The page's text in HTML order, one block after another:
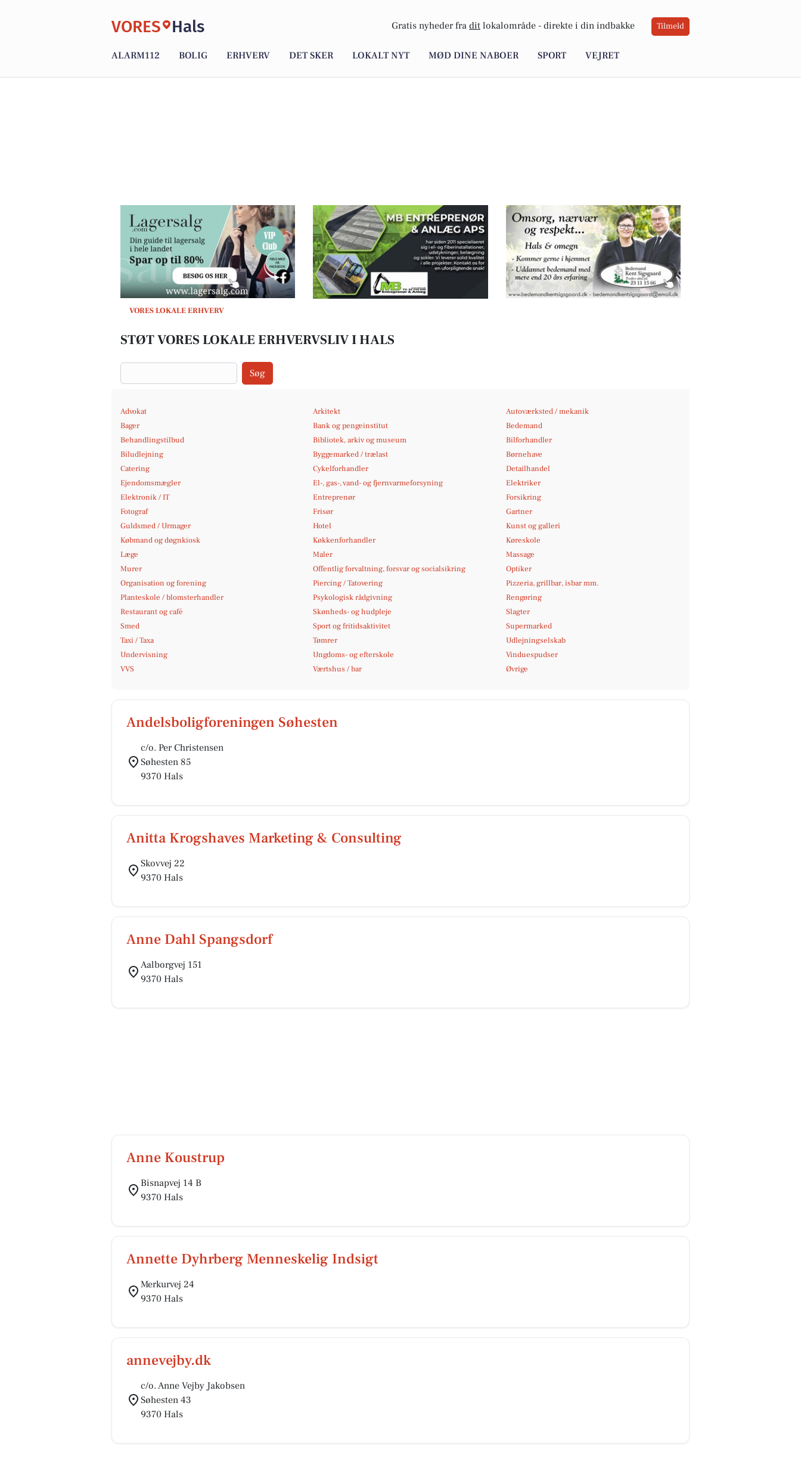
VORES Hals Gratis nyheder fra dit lokalområde - direkte i din indbakke Tilmeld
ALARM112 BOLIG ERHVERV DET SKER LOKALT NYT MØD DINE NABOER SPORT VEJRET
VORES LOKALE ERHVERV
STØT VORES LOKALE ERHVERVSLIV I HALS
Søg
Advokat Arkitekt
Autoværksted / mekanik
Bager
Bank og pengeinstitut
Bedemand
Behandlingstilbud
Bibliotek, arkiv og museum
Bilforhandler
Biludlejning
Byggemarked / trælast
Børnehave
Catering
Cykelforhandler
Detailhandel
Ejendomsmægler
El-, gas-, vand- og fjernvarmeforsyning
Elektriker
Elektronik / IT
Entreprenør
Forsikring
Fotograf
Frisør
Gartner
Guldsmed / Urmager
Hotel
Kunst og galleri
Købmand og døgnkiosk
Køkkenforhandler
Køreskole
Læge
Maler
Massage
Murer
Offentlig forvaltning, forsvar og socialsikring
Optiker
Organisation og forening
Piercing / Tatovering
Pizzeria, grillbar, isbar mm.
Planteskole / blomsterhandler
Psykologisk rådgivning
Rengøring
Restaurant og café
Skønheds- og hudpleje
Slagter
Smed
Sport og fritidsaktivitet
Supermarked
Taxi / Taxa
Tømrer
Udlejningselskab
Undervisning
Ungdoms- og efterskole
Vinduespudser
VVS
Værtshus / bar Øvrige
Andelsboligforeningen Søhesten
c/o. Per Christensen
Søhesten 85
9370 Hals
Anitta Krogshaves Marketing & Consulting
Skovvej 22
9370 Hals
Anne Dahl Spangsdorf
Aalborgvej 151
9370 Hals
Anne Koustrup
Bisnapvej 14 B
9370 Hals
Annette Dyhrberg Menneskelig Indsigt
Merkurvej 24
9370 Hals
annevejby.dk
c/o. Anne Vejby Jakobsen
Søhesten 43
9370 Hals